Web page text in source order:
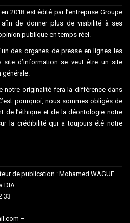
2018 est édité par l’entreprise Groupe
afin de donner plus de visibilité à ses
publique en temps réel.
des organes de presse en lignes les
d’information se veut être un site
générale.
notre originalité fera la différence dans
pourquoi, nous sommes obligés de
de l’éthique et de la déontologie notre
la crédibilité qui a toujours été notre
de publication : Mohamed WAGUE
DIA
33
–